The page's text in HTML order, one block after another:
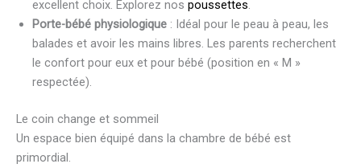
excellent choix. Explorez nos poussettes.
Porte-bébé physiologique : Idéal pour le peau à peau, les
balades et avoir les mains libres. Les parents recherchent
le confort pour eux et pour bébé (position en « M »
respectée).
Le coin change et sommeil
Un espace bien équipé dans la chambre de bébé est
primordial.